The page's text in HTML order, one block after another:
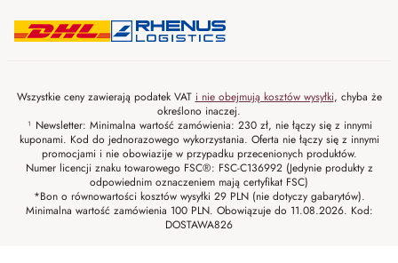
Wszystkie ceny zawierają podatek VAT i nie obejmują kosztów wysyłki, chyba że
określono inaczej.
¹ Newsletter: Minimalna wartość zamówienia: 230 zł, nie łączy się z innymi
kuponami. Kod do jednorazowego wykorzystania. Oferta nie łączy się z innymi
promocjami i nie obowiazije w przypadku przecenionych produktów.
Numer licencji znaku towarowego FSC®: FSC-C136992 (Jedynie produkty z
odpowiednim oznaczeniem mają certyfikat FSC)
*Bon o równowartości kosztów wysyłki 29 PLN (nie dotyczy gabarytów).
Minimalna wartość zamówienia 100 PLN. Obowiązuje do 11.08.2026. Kod:
DOSTAWA826